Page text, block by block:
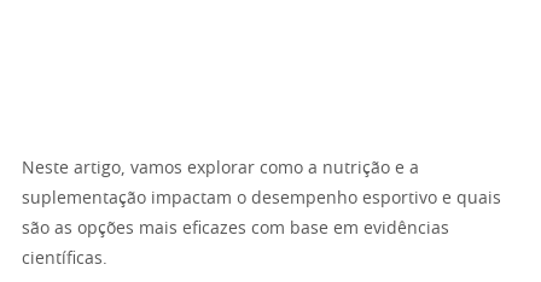
Neste artigo, vamos explorar como a nutrição e a
suplementação impactam o desempenho esportivo e quais
são as opções mais eficazes com base em evidências
científicas.